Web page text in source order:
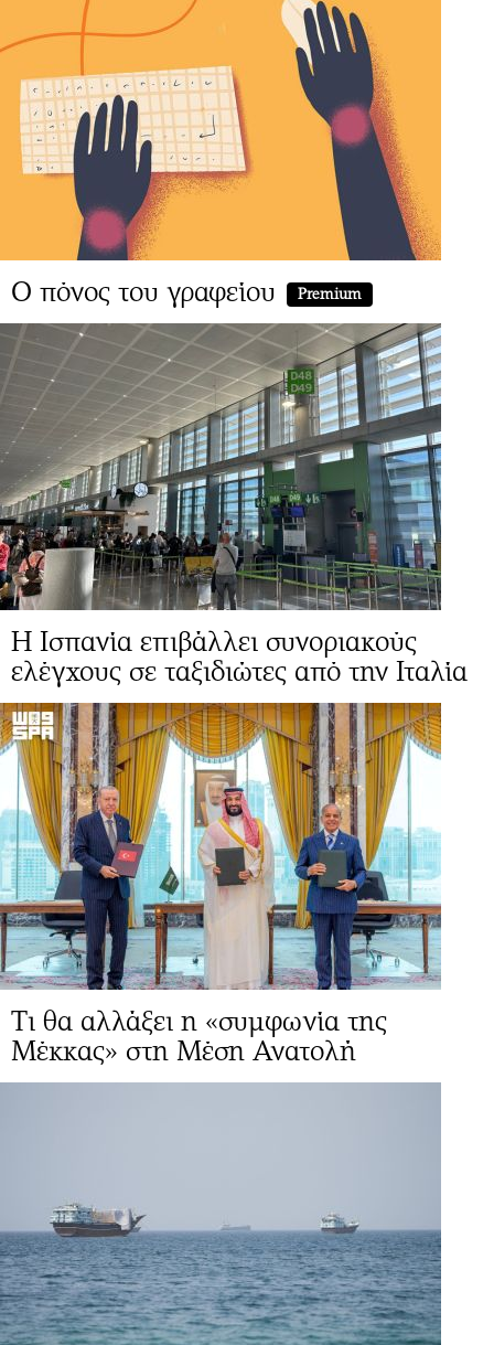
Ο πόνος του γραφείου Premium
Η Ισπανία επιβάλλει συνοριακούς
ελέγχους σε ταξιδιώτες από την Ιταλία
Τι θα αλλάξει η «συμφωνία της
Μέκκας» στη Μέση Ανατολή